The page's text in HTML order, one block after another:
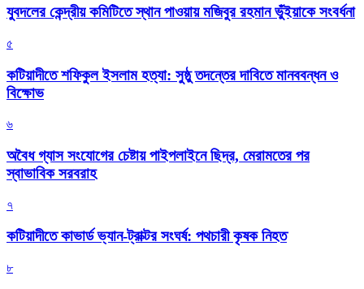
যুবদলের কেন্দ্রীয় কমিটিতে স্থান পাওয়ায় মজিবুর রহমান ভুঁইয়াকে সংবর্ধনা
৫
কটিয়াদীতে শফিকুল ইসলাম হত্যা: সুষ্ঠু তদন্তের দাবিতে মানববন্ধন ও
বিক্ষোভ
৬
অবৈধ গ্যাস সংযোগের চেষ্টায় পাইপলাইনে ছিদ্র, মেরামতের পর
স্বাভাবিক সরবরাহ
৭
কটিয়াদীতে কাভার্ড ভ্যান-ট্রাক্টর সংঘর্ষ: পথচারী কৃষক নিহত
৮